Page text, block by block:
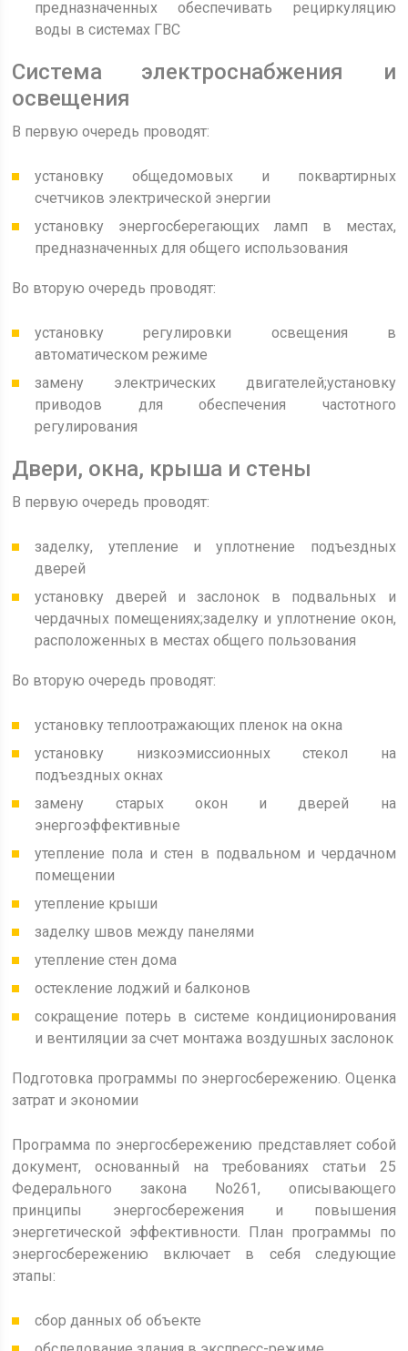
предназначенных обеспечивать рециркуляцию
воды в системах ГВС
Система электроснабжения и
освещения
В первую очередь проводят:
установку общедомовых и поквартирных
счетчиков электрической энергии
установку энергосберегающих ламп в местах,
предназначенных для общего использования
Во вторую очередь проводят:
установку регулировки освещения в
автоматическом режиме
замену электрических двигателей;установку
приводов для обеспечения частотного
регулирования
Двери, окна, крыша и стены
В первую очередь проводят:
заделку, утепление и уплотнение подъездных
дверей
установку дверей и заслонок в подвальных и
чердачных помещениях;заделку и уплотнение окон,
расположенных в местах общего пользования
Во вторую очередь проводят:
установку теплоотражающих пленок на окна
установку низкоэмиссионных стекол на
подъездных окнах
замену старых окон и дверей на
энергоэффективные
утепление пола и стен в подвальном и чердачном
помещении
утепление крыши
заделку швов между панелями
утепление стен дома
остекление лоджий и балконов
сокращение потерь в системе кондиционирования
и вентиляции за счет монтажа воздушных заслонок
Подготовка программы по энергосбережению. Оценка
затрат и экономии
Программа по энергосбережению представляет собой
документ, основанный на требованиях статьи 25
Федерального закона No261, описывающего
принципы энергосбережения и повышения
энергетической эффективности. План программы по
энергосбережению включает в себя следующие
этапы:
сбор данных об объекте